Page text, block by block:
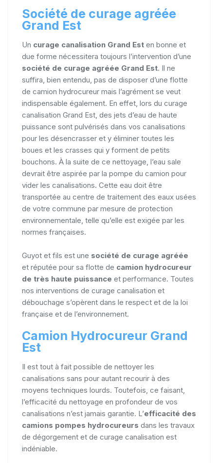
Société de curage agréée
Grand Est
Un curage canalisation Grand Est en bonne et
due forme nécessitera toujours l’intervention d’une
société de curage agréée Grand Est. Il ne
suffira, bien entendu, pas de disposer d’une flotte
de camion hydrocureur mais l’agrément se veut
indispensable également. En effet, lors du curage
canalisation Grand Est, des jets d’eau de haute
puissance sont pulvérisés dans vos canalisations
pour les désencrasser et y éliminer toutes les
boues et les crasses qui y forment de petits
bouchons. À la suite de ce nettoyage, l’eau sale
devrait être aspirée par la pompe du camion pour
vider les canalisations. Cette eau doit être
transportée au centre de traitement des eaux usées
de votre commune par mesure de protection
environnementale, telle qu’elle est exigée par les
normes françaises.
Guyot et fils est une société de curage agréée
et réputée pour sa flotte de camion hydrocureur
de très haute puissance et performance. Toutes
nos interventions de curage canalisation et
débouchage s’opèrent dans le respect et de la loi
française et de l’environnement.
Camion Hydrocureur Grand
Est
Il est tout à fait possible de nettoyer les
canalisations sans pour autant recourir à des
moyens techniques lourds. Toutefois, ce faisant,
l’efficacité du nettoyage en profondeur de vos
canalisations n’est jamais garantie. L’efficacité des
camions pompes hydrocureurs dans les travaux
de dégorgement et de curage canalisation est
indéniable.